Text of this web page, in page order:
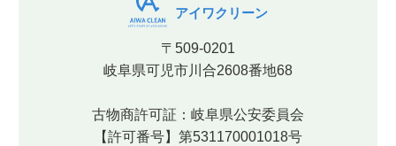
アイワクリーン
〒509-0201
岐阜県可児市川合2608番地68
古物商許可証：岐阜県公安委員会
【許可番号】第531170001018号